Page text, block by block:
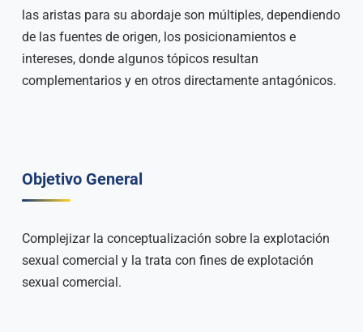
las aristas para su abordaje son múltiples, dependiendo
de las fuentes de origen, los posicionamientos e
intereses, donde algunos tópicos resultan
complementarios y en otros directamente antagónicos.
Objetivo General
Complejizar la conceptualización sobre la explotación
sexual comercial y la trata con fines de explotación
sexual comercial.